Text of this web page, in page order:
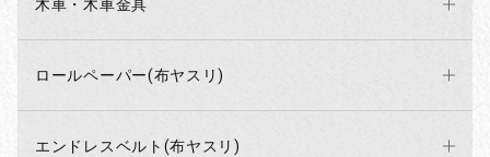
木車・木車金具
ロールペーパー(布ヤスリ)
エンドレスベルト(布ヤスリ)